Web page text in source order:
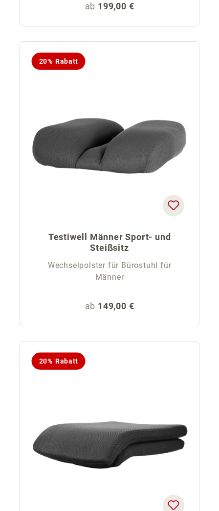
Regulärer Preis:
ab 199,00 €
20% Rabatt
Testiwell Männer Sport- und
Steißsitz
Wechselpolster für Bürostuhl für
Männer
Regulärer Preis:
ab 149,00 €
20% Rabatt